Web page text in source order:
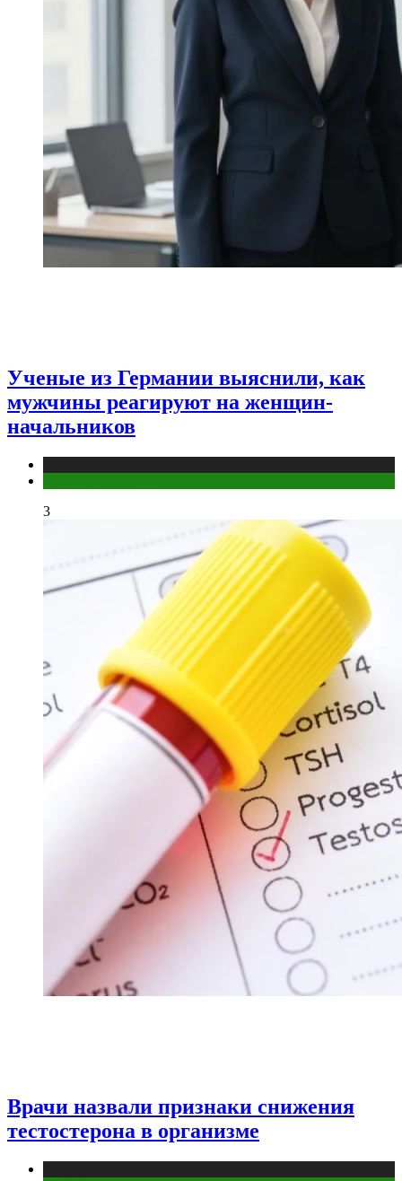
Ученые из Германии выяснили, как
мужчины реагируют на женщин-
начальников
3
Врачи назвали признаки снижения
тестостерона в организме